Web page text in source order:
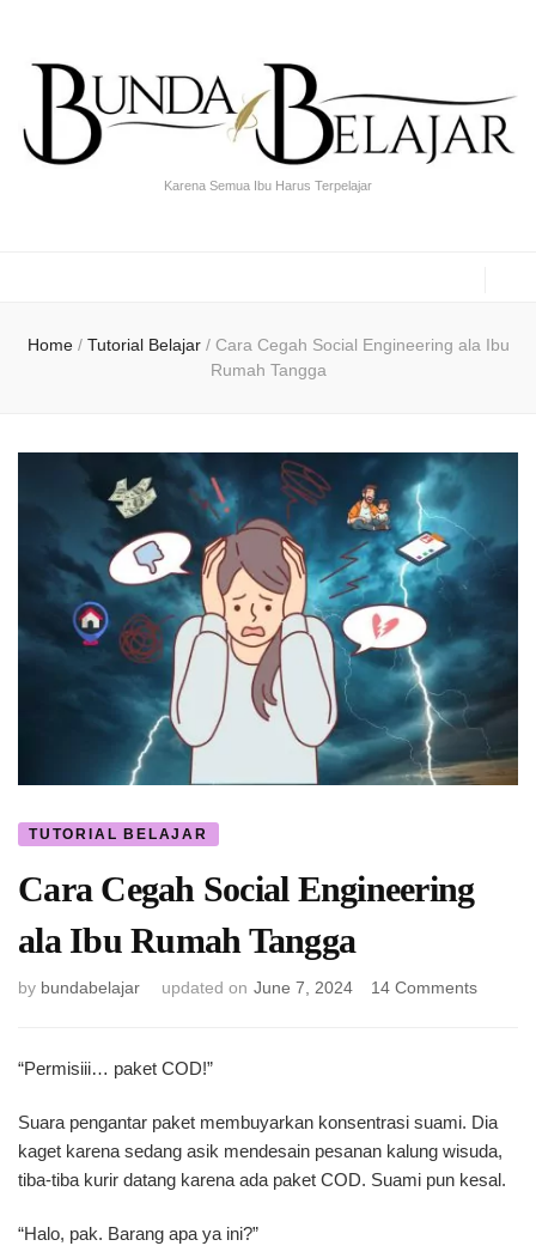
Karena Semua Ibu Harus Terpelajar
Home / Tutorial Belajar / Cara Cegah Social Engineering ala Ibu
Rumah Tangga
TUTORIAL BELAJAR
Cara Cegah Social Engineering
ala Ibu Rumah Tangga
by bundabelajar updated on June 7, 2024 14 Commentson
ala
Rumah
Tangga
“Permisiii… paket COD!”
Suara pengantar paket membuyarkan konsentrasi suami. Dia
kaget karena sedang asik mendesain pesanan kalung wisuda,
tiba-tiba kurir datang karena ada paket COD. Suami pun kesal.
“Halo, pak. Barang apa ya ini?”